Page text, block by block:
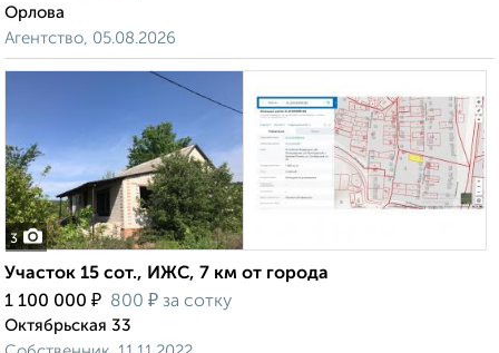
Орлова
Агентство, 05.08.2026
3
Участок 15 сот., ИЖС, 7 км от города
1 100 000 ₽ 800 ₽ за сотку
Октябрьская 33